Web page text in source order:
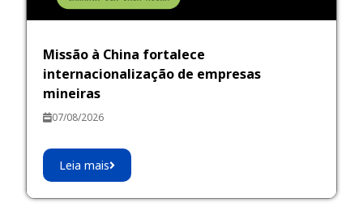
Missão à China fortalece
internacionalização de empresas
mineiras
07/08/2026
Leia mais